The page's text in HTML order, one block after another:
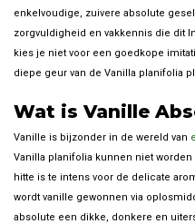
enkelvoudige, zuivere absolute
zorgvuldigheid en vakkennis die dit
kies je niet voor een goedkope
diepe geur van de Vanilla planifolia
Wat is Vanille
Vanille is bijzonder in de wereld van
Vanilla planifolia kunnen niet
hitte is te intens voor de delicate
wordt vanille gewonnen via
absolute een dikke, donkere en